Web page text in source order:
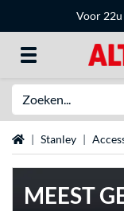
Voor 22u
HomeStanley
MEEST